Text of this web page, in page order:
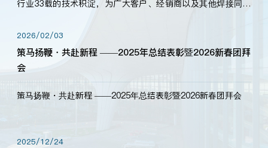
行业33载的技术积淀，为广大客户、经销商以及其他焊接同仁
2026/02/03
策马扬鞭・共赴新程 ——2025年总结表彰暨2026新春团拜
会
策马扬鞭・共赴新程 ——2025年总结表彰暨2026新春团拜会
2025/12/24